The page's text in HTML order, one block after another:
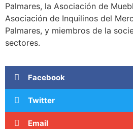
Palmares, la Asociación de
Asociación de Inquilinos del
Palmares, y miembros de la
sectores.
Facebook
Twitter
Email